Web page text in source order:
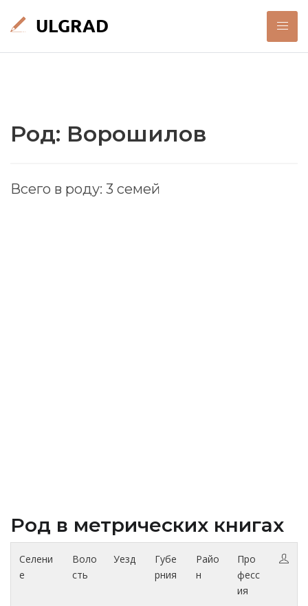
Род: Ворошилов
Всего в роду: 3 семей
Род в метрических книгах
Селени
е
Воло
сть
Уезд
Губе
рния
Райо
н
Про
фесс
ия